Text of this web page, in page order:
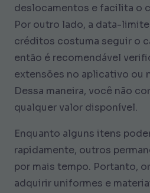
deslocamentos e facilita o
Por outro lado, a data-
créditos costuma seguir o
então é recomendável
extensões no aplicativo ou
Dessa maneira, você não
qualquer valor disponível.
Enquanto alguns itens
rapidamente, outros
por mais tempo. Portanto,
adquirir uniformes e